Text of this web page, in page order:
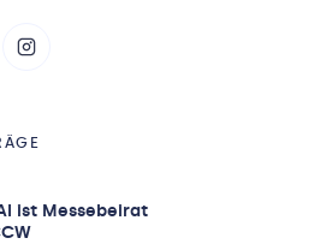
ist Messebeirat